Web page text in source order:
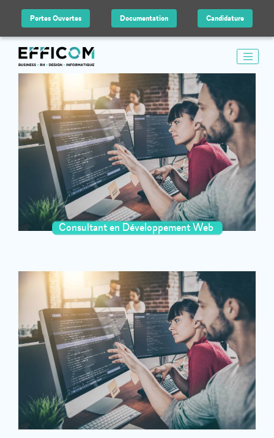
Portes Ouvertes Documentation Candidature
Consultant en Développement Web